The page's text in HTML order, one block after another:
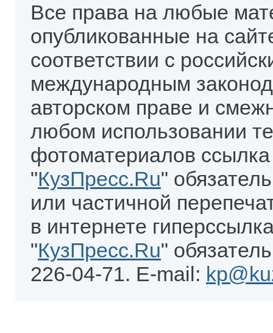
Все права на любые
опубликованные на
соответствии с
международным
авторском праве и
любом использовании
фотоматериалов
"КузПресс.Ru"
или частичной
в интернете
"КузПресс.Ru"
226-04-71. E-mail: